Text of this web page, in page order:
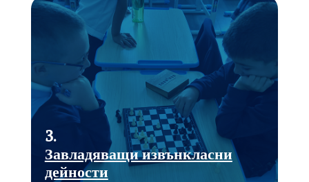
3.
Завладяващи извънкласни
дейности